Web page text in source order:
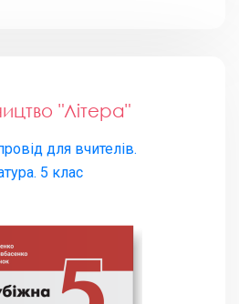
"Літера"
для вчителів.
5 клас